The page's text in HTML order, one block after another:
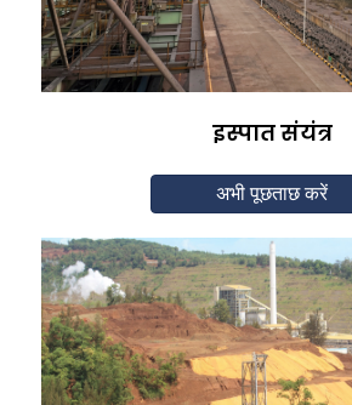
इस्पात संयंत्र
अभी पूछताछ करें